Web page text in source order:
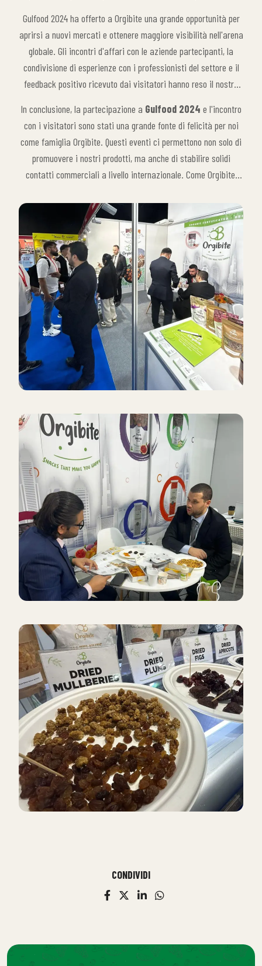
apprezzato e suscita grande interesse non solo nel mercato
locale ma anche in quello mondiale. A Gulfood abbiamo
condiviso informazioni sul futuro della produzione di alimenti
biologici e abbiamo illustrato ai partecipanti i benefici per la
salute e la naturalezza dei nostri prodotti. Il feedback ricevuto
in fiera ha dimostrato che siamo sulla strada giusta e che
stiamo compiendo passi decisi per diventare più influenti sul
mercato globale.
Gulfood 2024 ha offerto a Orgibite una grande opportunità per
aprirsi a nuovi mercati e ottenere maggiore visibilità nell'arena
globale. Gli incontri d'affari con le aziende partecipanti, la
condivisione di esperienze con i professionisti del settore e il
feedback positivo ricevuto dai visitatori hanno reso il nostro
che ha rafforzato la nostra leadership nella produzione di
alimenti biologici e nella sostenibilità, ci entusiasma per i
nostri progetti futuri.
In conclusione, la partecipazione a Gulfood 2024 e l'incontro
con i visitatori sono stati una grande fonte di felicità per noi
come famiglia Orgibite. Questi eventi ci permettono non solo di
promuovere i nostri prodotti, ma anche di stabilire solidi
contatti commerciali a livello internazionale. Come Orgibite,
produzione di alimenti biologici e continueremo a crescere nel
mercato globale.
CONDIVIDI